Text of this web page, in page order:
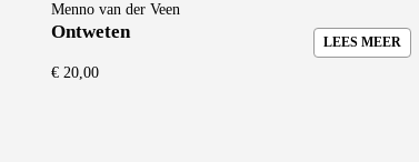
Menno van der Veen
Ontweten
€20,00
LEES MEER